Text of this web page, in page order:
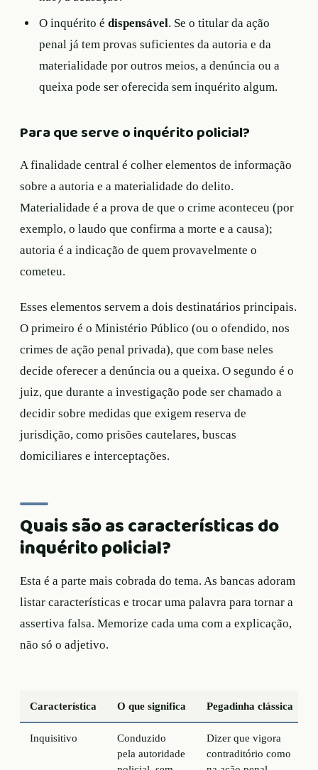
O inquérito édispensável. Se o titular da ação
penal já tem provas suficientes da autoria e da
materialidade por outros meios, a denúncia ou a
queixa pode ser oferecida sem inquérito algum.
Para que serve o inquérito policial?
A finalidade central é colher elementos de informação
sobre a autoria e a materialidade do delito.
Materialidade é a prova de que o crime aconteceu (por
exemplo, o laudo que confirma a morte e a causa);
autoria é a indicação de quem provavelmente o
cometeu.
Esses elementos servem a dois destinatários principais.
O primeiro é o Ministério Público (ou o ofendido, nos
crimes de ação penal privada), que com base neles
decide oferecer a denúncia ou a queixa. O segundo é o
juiz, que durante a investigação pode ser chamado a
decidir sobre medidas que exigem reserva de
jurisdição, como prisões cautelares, buscas
domiciliares e interceptações.
Quais são as características do
inquérito policial?
Esta é a parte mais cobrada do tema. As bancas adoram
listar características e trocar uma palavra para tornar a
assertiva falsa. Memorize cada uma com a explicação,
não só o adjetivo.
Característica O que significa Pegadinha clássica
Inquisitivo
Conduzido
pela autoridade
Dizer que vigora
contraditório como